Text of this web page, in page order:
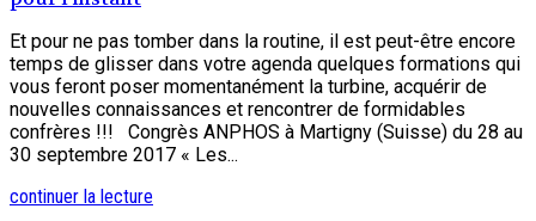
Et pour ne pas tomber dans la routine, il est peut-être encore
temps de glisser dans votre agenda quelques formations qui
vous feront poser momentanément la turbine, acquérir de
nouvelles connaissances et rencontrer de formidables
confrères !!! Congrès ANPHOS à Martigny (Suisse) du 28 au
30 septembre 2017 « Les...
continuer la lecture